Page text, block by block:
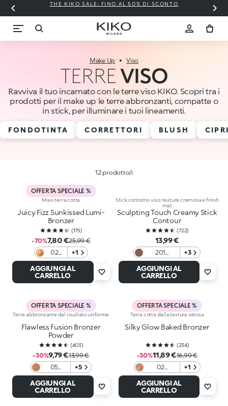
THE KIKO SALE: FINO AL 50% DI SCONTO
Make Up Viso
TERREVISO
Ravviva il tuo incarnato con le terre viso KIKO. Scopri tra i
prodotti per il make up le terre abbronzanti, compatte o
in stick, per illuminare i tuoi lineamenti.
FONDOTINTA CORRETTORI BLUSH
12 prodotto/i
OFFERTA SPECIALE %
Maxi terra cotta
Juicy Fizz Sunkissed Lumi-
Bronzer
(175)
-70%7,80 €25,99 €
02
Toffee
+1
AGGIUNGI AL
CARRELLO
Stick contorno viso: texture cremosa e finish
mat
Sculpting Touch Creamy Stick
Contour
(722)
13,99 €
201
Chocolate
+3
AGGIUNGI AL
CARRELLO
OFFERTA SPECIALE %
Terra abbronzante dal risultato uniforme
Flawless Fusion Bronzer
Powder
(403)
-30%9,79 €13,99 €
05
Biscotto
+5
AGGIUNGI AL
CARRELLO
OFFERTA SPECIALE %
Terra cotta dalla texture setosa
Silky Glow Baked Bronzer
(234)
-30%11,89 €16,99 €
02
Terracotta
+1
AGGIUNGI AL
CARRELLO